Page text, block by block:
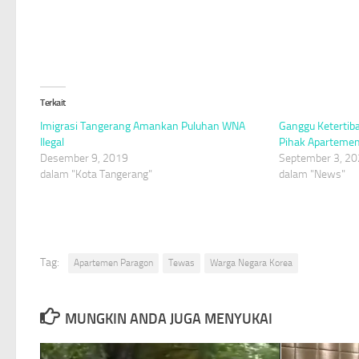
Terkait
Imigrasi Tangerang Amankan Puluhan WNA
Ilegal
Desember 9, 2019
dalam "Kota Tangerang"
Ganggu
Pihak
September 3,
dalam "News"
Tag: Apartemen Paragon Tewas Warga Negara Korea
MUNGKIN ANDA JUGA MENYUKAI